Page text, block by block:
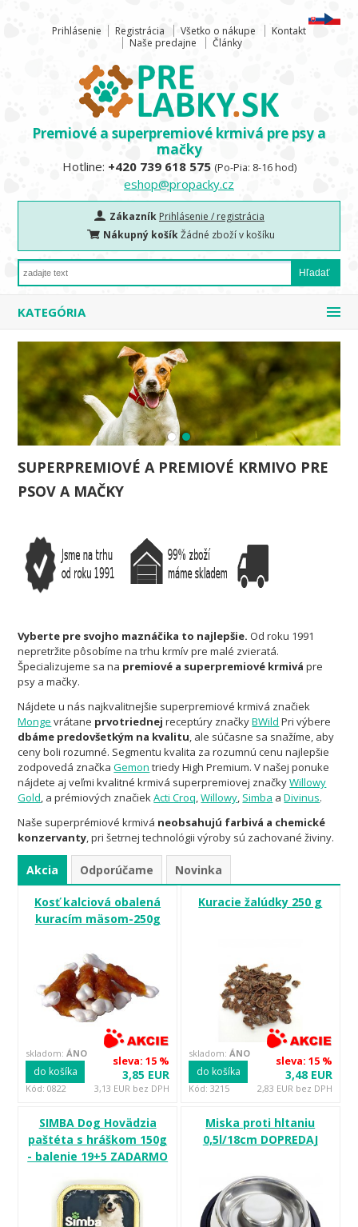
Prihlásenie Registrácia Všetko o nákupe
Kontakt
Naše predajne
Články
Premiové a superpremiové krmivá pre psy a
mačky
Hotline: +420 739 618 575 (Po-Pia: 8-16 hod)
eshop@propacky.cz
Zákazník Prihlásenie / registrácia
Nákupný košíkŽádné zboží v košíku
KATEGÓRIA
SUPERPREMIOVÉ A PREMIOVÉ KRMIVO PRE
PSOV A MAČKY
Vyberte pre svojho maznáčika to najlepšie. Od roku 1991
nepretržite pôsobíme na trhu krmív pre malé zvieratá.
Špecializujeme sa na premiové a superpremiové krmivá pre
psy a mačky.
Nájdete u nás najkvalitnejšie superpremiové krmivá značiek
Monge vrátane prvotriednej receptúry značkyBWild Pri výbere
dbáme predovšetkým na kvalitu , ale súčasne sa snažíme, aby
ceny boli rozumné. Segmentu kvalita za rozumnú cenu najlepšie
zodpovedá značkaGemon triedy High Premium. V našej ponuke
nájdete aj veľmi kvalitné krmivá superpremiovej značkyWillowy
Gold , a prémiových značiekActi Croq ,Willowy Simba aDivinus.
Naše superprémiové krmivá neobsahujú farbivá a chemické
konzervanty , pri šetrnej technológii výroby sú zachované živiny.
Akcia Odporúčame Novinka
Kosť kalciová obalená
kuracím mäsom-250g
Kód: 0822
skladom: ÁNO
3,85 EUR
3,13 EUR bez DPH
sleva: 15 %
do košíka
Kuracie žalúdky 250 g
Kód: 3215
skladom: ÁNO
3,48 EUR
2,83 EUR bez DPH
sleva: 15 %
do košíka
SIMBA Dog Hovädzia
paštéta s hráškom 150g
- balenie 19+5 ZADARMO
Miska proti hltaniu
0,5l/18cm DOPREDAJ